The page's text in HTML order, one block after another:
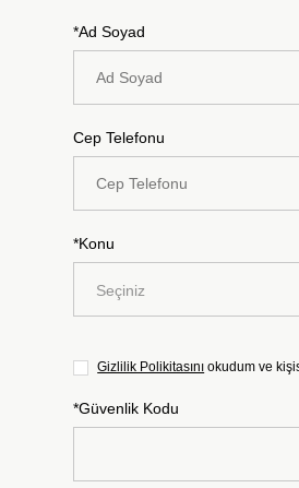
*Ad Soyad
Cep Telefonu
*Konu
Seçiniz
Gizlilik Polikitasını okudum ve
*Güvenlik Kodu